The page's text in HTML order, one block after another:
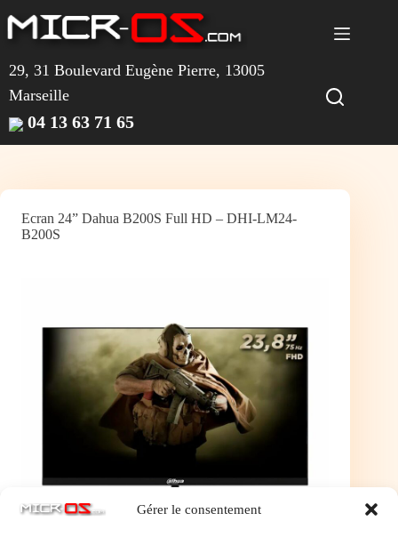
Gérer le consentement
au
contenu
29, 31 Boulevard Eugène Pierre, 13005
Marseille
04 13 63 71 65
Ecran 24” Dahua B200S Full HD – DHI-LM24-
B200S